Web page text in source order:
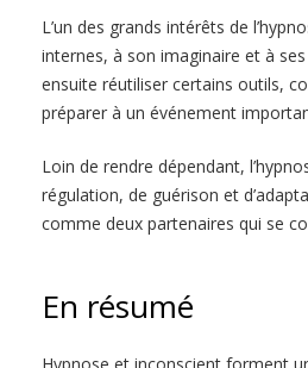
L’un des grands intérêts de
internes, à son imaginaire et à
ensuite réutiliser certains outils,
préparer à un événement
Loin de rendre dépendant,
régulation, de guérison et
comme deux partenaires qui se
En résumé